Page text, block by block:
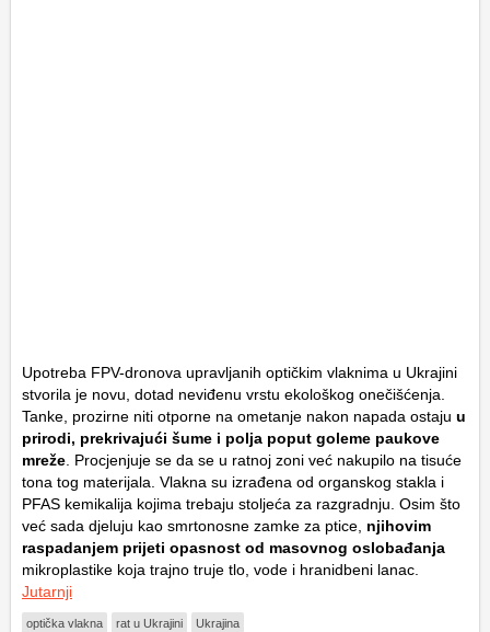
Upotreba FPV-dronova upravljanih optičkim vlaknima u Ukrajini
stvorila je novu, dotad neviđenu vrstu ekološkog onečišćenja.
Tanke, prozirne niti otporne na ometanje nakon napada ostaju u
prirodi, prekrivajući šume i polja poput goleme paukove
mreže. Procjenjuje se da se u ratnoj zoni već nakupilo na tisuće
tona tog materijala. Vlakna su izrađena od organskog stakla i
PFAS kemikalija kojima trebaju stoljeća za razgradnju. Osim što
već sada djeluju kao smrtonosne zamke za ptice, njihovim
raspadanjem prijeti opasnost od masovnog oslobađanja
mikroplastike koja trajno truje tlo, vode i hranidbeni lanac.
Jutarnji
optička vlakna rat u Ukrajini Ukrajina